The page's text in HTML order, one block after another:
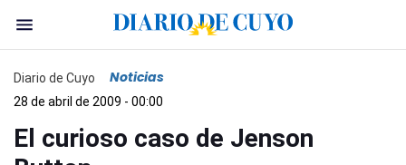
Diario de Cuyo Noticias
28 de abril de 2009 - 00:00
El curioso caso de Jenson